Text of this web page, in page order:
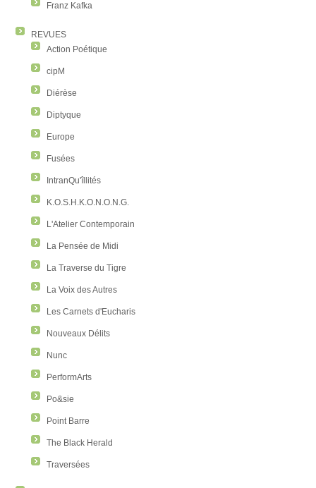
Franz Kafka
REVUES
Action Poétique
cipM
Diérèse
Diptyque
Europe
Fusées
IntranQu'îllités
K.O.S.H.K.O.N.O.N.G.
L'Atelier Contemporain
La Pensée de Midi
La Traverse du Tigre
La Voix des Autres
Les Carnets d'Eucharis
Nouveaux Délits
Nunc
PerformArts
Po&sie
Point Barre
The Black Herald
Traversées